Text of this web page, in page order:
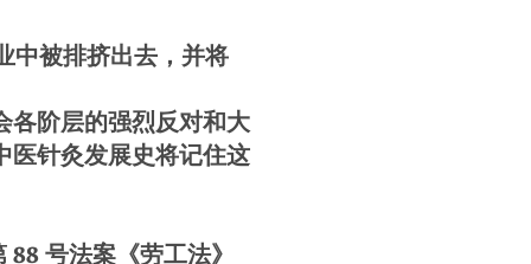
被排挤出去，并将
各阶层的强烈反对和大
医针灸发展史将记住这
号法案《劳工法》